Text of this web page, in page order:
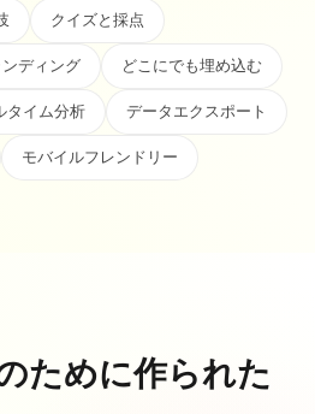
クイズと採点
ディング
どこにでも埋め込む
タイム分析
データエクスポート
モバイルフレンドリー
ために作られた